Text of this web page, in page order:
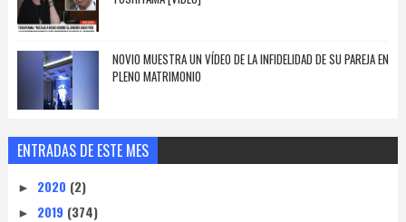
NOVIO MUESTRA UN VÍDEO DE LA INFIDELIDAD DE SU PAREJA EN
PLENO MATRIMONIO
ENTRADAS DE ESTE MES
► 2020 (2)
► 2019 (374)